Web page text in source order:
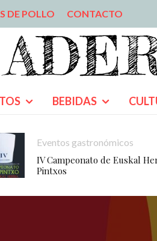
DE POLLO CONTACTO
BEBIDAS
Eventos gastronómicos
IV Campeonato de Euskal
Pintxos